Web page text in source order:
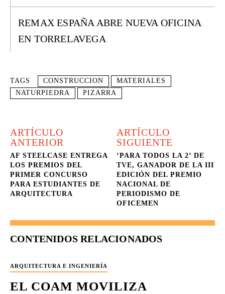
REMAX ESPAÑA ABRE NUEVA OFICINA
EN TORRELAVEGA
TAGS CONSTRUCCION
MATERIALES
NATURPIEDRA
PIZARRA
ARTÍCULO
ANTERIOR
AF STEELCASE ENTREGA
LOS PREMIOS DEL
PRIMER CONCURSO
PARA ESTUDIANTES DE
ARQUITECTURA
ARTÍCULO
SIGUIENTE
‘PARA TODOS LA 2’ DE
TVE, GANADOR DE LA III
EDICIÓN DEL PREMIO
NACIONAL DE
PERIODISMO DE
OFICEMEN
CONTENIDOS RELACIONADOS
ARQUITECTURA E INGENIERÍA
EL COAM MOVILIZA